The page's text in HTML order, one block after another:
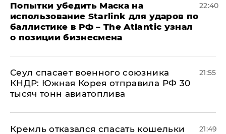
Попытки убедить Маска на
использование Starlink для ударов по
баллистике в РФ – The Atlantic узнал
о позиции бизнесмена
22:40
​Сеул спасает военного союзника
КНДР: Южная Корея отправила РФ 30
тысяч тонн авиатоплива
21:55
Кремль отказался спасать кошельки
21:49